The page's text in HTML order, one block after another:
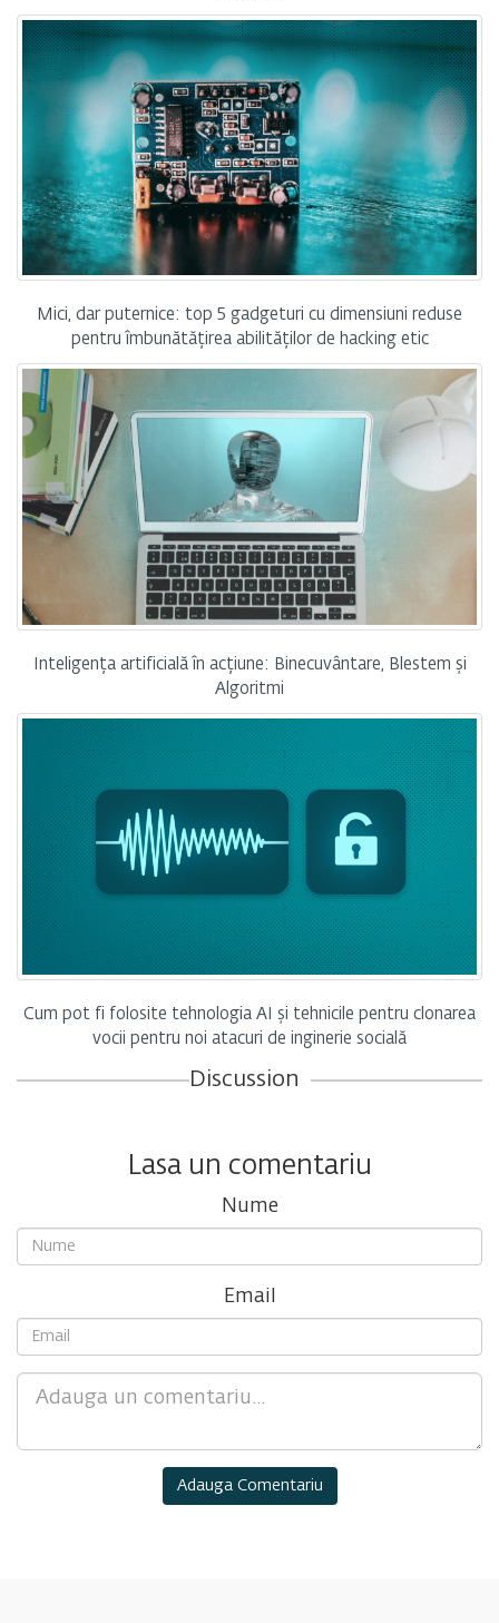
Mici, dar puternice: top 5 gadgeturi cu dimensiuni reduse
pentru îmbunătățirea abilităților de hacking etic
Inteligența artificială în acțiune: Binecuvântare, Blestem și
Algoritmi
Cum pot fi folosite tehnologia AI și tehnicile pentru clonarea
vocii pentru noi atacuri de inginerie socială
Discussion
Lasa un comentariu
Nume
Email